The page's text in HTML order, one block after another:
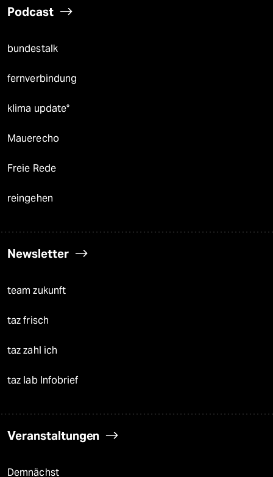
Podcast
bundestalk
fernverbindung
klima update°
Mauerecho
Freie Rede
reingehen
Newsletter
team zukunft
taz frisch
taz zahl ich
taz lab Infobrief
Veranstaltungen
Demnächst